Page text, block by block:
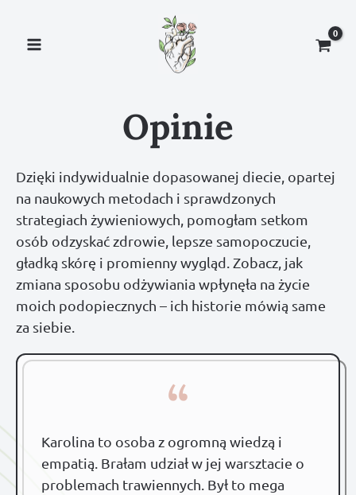
treści
Opinie
Dzięki indywidualnie dopasowanej diecie, opartej
na naukowych metodach i sprawdzonych
strategiach żywieniowych, pomogłam setkom
osób odzyskać zdrowie, lepsze samopoczucie,
gładką skórę i promienny wygląd. Zobacz, jak
zmiana sposobu odżywiania wpłynęła na życie
moich podopiecznych – ich historie mówią same
za siebie.
“
Karolina to osoba z ogromną wiedzą i
empatią. Brałam udział w jej warsztacie o
problemach trawiennych. Był to mega